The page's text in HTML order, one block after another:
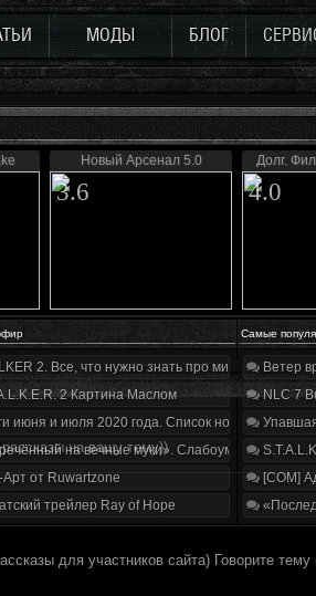
МОДЫ БЛОГ
Новый Арсенал 5.0
3.6
Долг.
4.0
Самые
2. Все, что нужно знать про мир, геймплей
2 Картина Маслом
июня и июля 2020 года. Список нововведений
на вечные муки». Слабоумие и отвага
от Ruwartzone
трейлер Ray of Hope
Ветер
NLC 7
[COM]
на вашу тему))
для участников сайта) Говорите